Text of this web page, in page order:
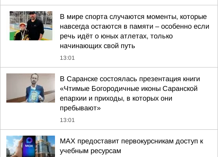
В мире спорта случаются моменты, которые
навсегда остаются в памяти – особенно если
речь идёт о юных атлетах, только
начинающих свой путь
13:01
В Саранске состоялась презентация книги
«Чтимые Богородичные иконы Саранской
епархии и приходы, в которых они
пребывают»
13:01
MAX предоставит первокурсникам доступ к
учебным ресурсам